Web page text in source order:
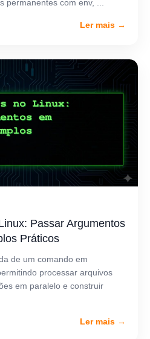
permanentes com env, ...
Ler mais →
Passar Argumentos
Práticos
de um comando em
processar arquivos
em paralelo e construir
Ler mais →